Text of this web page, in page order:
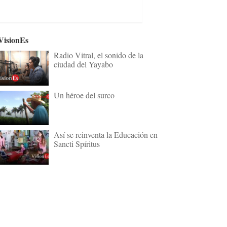
Radio Vitral, el sonido de la
ciudad del Yayabo
Un héroe del surco
Así se reinventa la Educación en
Sancti Spíritus